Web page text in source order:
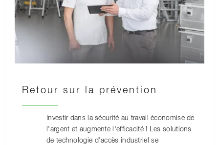
Retour sur la prévention
Investir dans la sécurité au travail économise de
l'argent et augmente l'efficacité ! Les solutions
de technologie d'accès industriel se